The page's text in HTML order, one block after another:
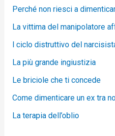
Perché non riesci a
La vittima del manipolatore
l ciclo distruttivo del
La più grande ingiustizia
Le briciole che ti concede
Come dimenticare un ex tra
La terapia dell’oblio